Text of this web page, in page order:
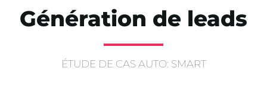
Génération de leads
ÉTUDE DE CAS AUTO: SMART